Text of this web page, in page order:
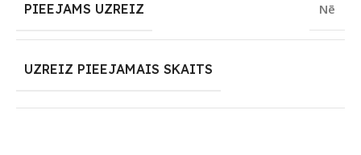
PIEEJAMS UZREIZ Nē
UZREIZ PIEEJAMAIS SKAITS